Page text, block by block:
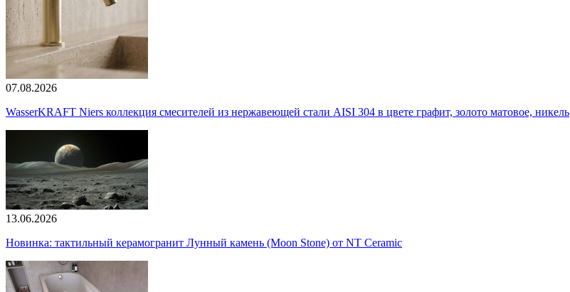
07.08.2026
WasserKRAFT Niers коллекция смесителей из нержавеющей стали AISI 304 в цвете графит, золото матовое, никель
13.06.2026
Новинка: тактильный керамогранит Лунный камень (Moon Stone) от NT Ceramic